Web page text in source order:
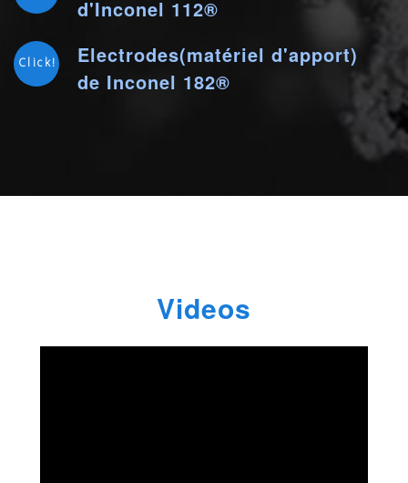
d'Inconel 112®
Click!
Electrodes(matériel d'apport)
de Inconel 182®
Videos